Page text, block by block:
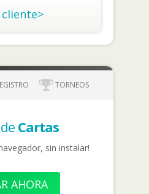
cliente>
TORNEOS
Cartas
sin instalar!
AHORA